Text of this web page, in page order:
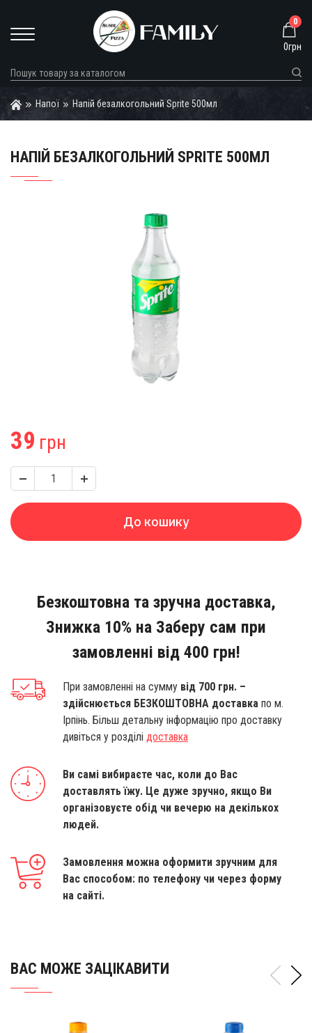
0
0грн
Напої Напій безалкогольний Sprite 500мл
НАПІЙ БЕЗАЛКОГОЛЬНИЙ SPRITE 500МЛ
39 грн
До кошику
Безкоштовна та зручна доставка,
Знижка 10% на Заберу сам при
замовленні від 400 грн!
При замовленні на сумму від 700 грн. –
здійснюється БЕЗКОШТОВНА доставка по м.
Ірпінь. Більш детальну інформацію про доставку
дивіться у розділі доставка
Ви самі вибираєте час, коли до Вас
доставлять їжу. Це дуже зручно, якщо Ви
організовуєте обід чи вечерю на декількох
людей.
Замовлення можна оформити зручним для
Вас способом: по телефону чи через форму
на сайті.
ВАС МОЖЕ ЗАЦІКАВИТИ